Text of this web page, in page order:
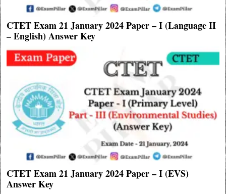
CTET Exam 21 January 2024 Paper – I (Language II
– English) Answer Key
CTET Exam 21 January 2024 Paper – I (EVS)
Answer Key